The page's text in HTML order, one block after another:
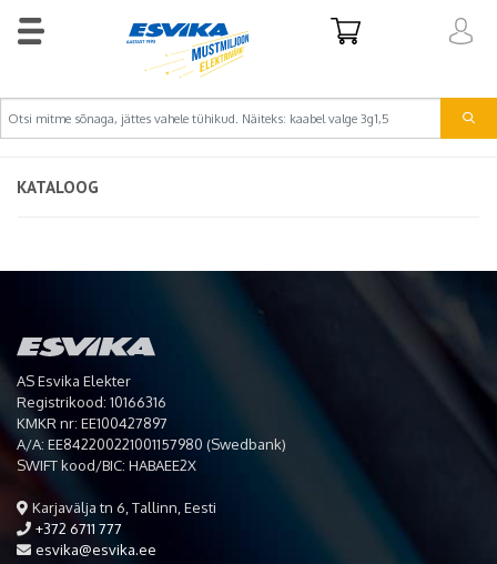
KATALOOG
AS Esvika Elekter
Registrikood: 10166316
KMKR nr: EE100427897
A/A: EE842200221001157980 (Swedbank)
SWIFT kood/BIC: HABAEE2X
Karjavälja tn 6, Tallinn, Eesti
+372 6711 777
esvika@esvika.ee